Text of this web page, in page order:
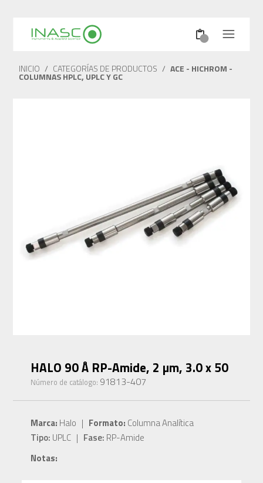
INICIO / CATEGORÍAS DE PRODUCTOS / ACE - HICHROM -
COLUMNAS HPLC, UPLC Y GC
HALO 90 Å RP-Amide, 2 µm, 3.0 x 50
Número de catálogo: 91813-407
Marca: Halo | Formato: Columna Analítica
Tipo: UPLC | Fase: RP-Amide
Notas: